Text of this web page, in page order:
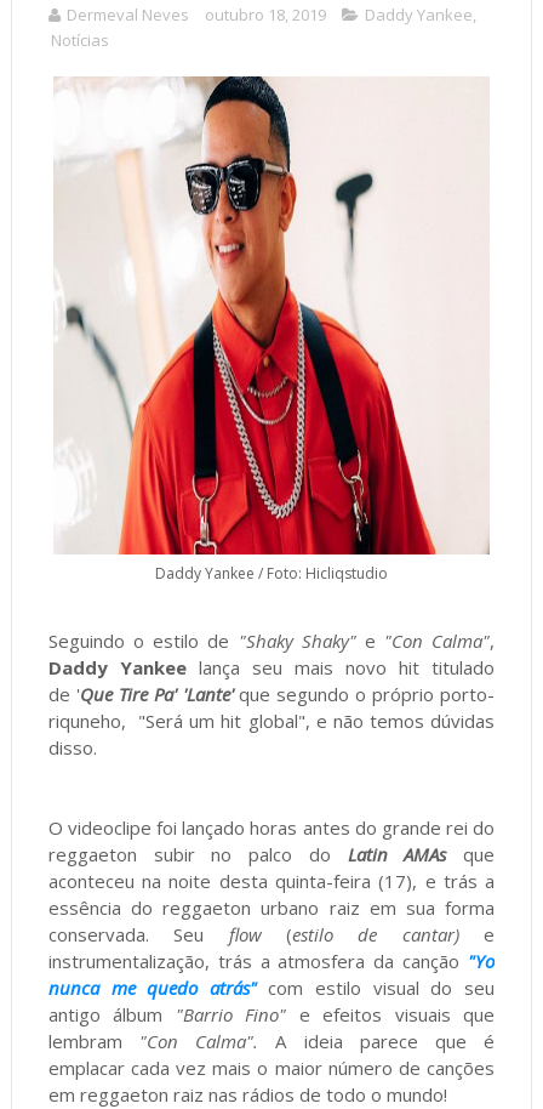
Dermeval Neves outubro 18, 2019 Daddy Yankee,
Notícias
Daddy Yankee / Foto: Hicliqstudio
Seguindo o estilo de "Shaky Shaky"e "Con Calma",
Daddy Yankeelança seu mais novo hit titulado
de 'Que Tire Pa' 'Lante'que segundo o próprio porto-
riquneho, "Será um hit global", e não temos dúvidas
disso.
O videoclipe foi lançado horas antes do grande rei do
reggaeton subir no palco do Latin AMAsque
aconteceu na noite desta quinta-feira (17), e trás a
essência do reggaeton urbano raiz em sua forma
conservada. Seu flow(estilo de cantar)e
instrumentalização, trás a atmosfera da canção "Yo
nunca me quedo atrás"com estilo visual do seu
antigo álbum "Barrio Fino" e efeitos visuais que
lembram "Con Calma".A ideia parece que é
emplacar cada vez mais o maior número de canções
em reggaeton raiz nas rádios de todo o mundo!